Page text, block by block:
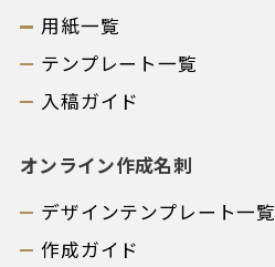
用紙一覧
テンプレート一覧
入稿ガイド
オンライン作成名刺
デザインテンプレート一覧
作成ガイド